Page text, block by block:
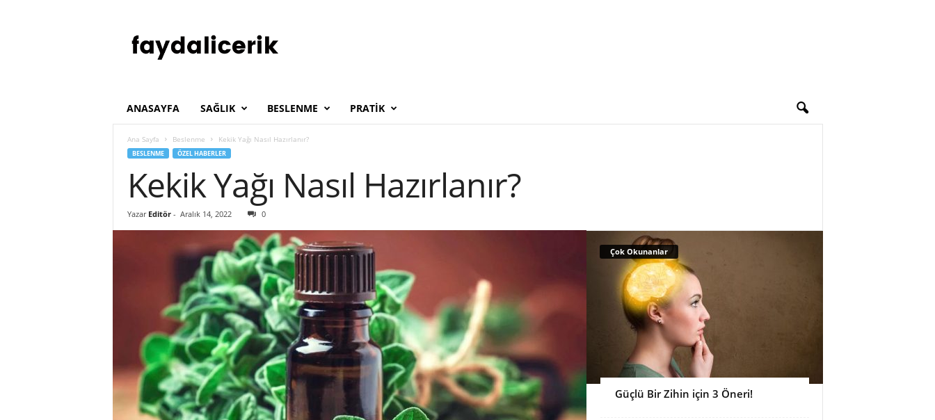
ANASAYFA SAĞLIK BESLENME PRATIK
Ana Sayfa Beslenme Kekik Yağı Nasıl Hazırlanır?
BESLENME ÖZEL HABERLER
Kekik Yağı Nasıl Hazırlanır?
Yazar Editör- Aralık 14, 2022 0
Çok Okunanlar
Güçlü Bir Zihin için 3 Öneri!